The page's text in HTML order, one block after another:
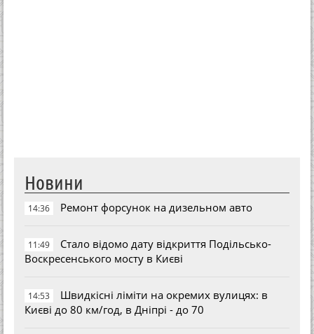
Новини
14:36 Ремонт форсунок на дизельном авто
11:49
Стало відомо дату відкриття Подільсько-
Воскресенського мосту в Києві
14:53
Швидкісні ліміти на окремих вулицях: в
Києві до 80 км/год, в Дніпрі - до 70